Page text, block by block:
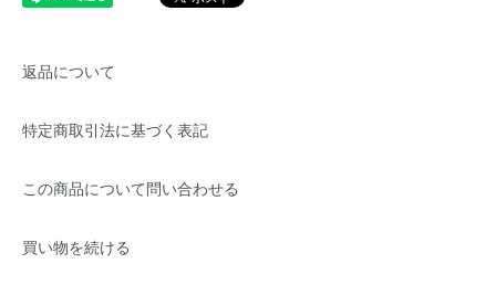
返品について
特定商取引法に基づく表記
この商品について問い合わせる
買い物を続ける